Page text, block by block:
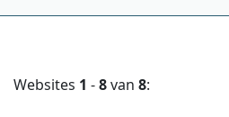
Websites 1 -8van 8: